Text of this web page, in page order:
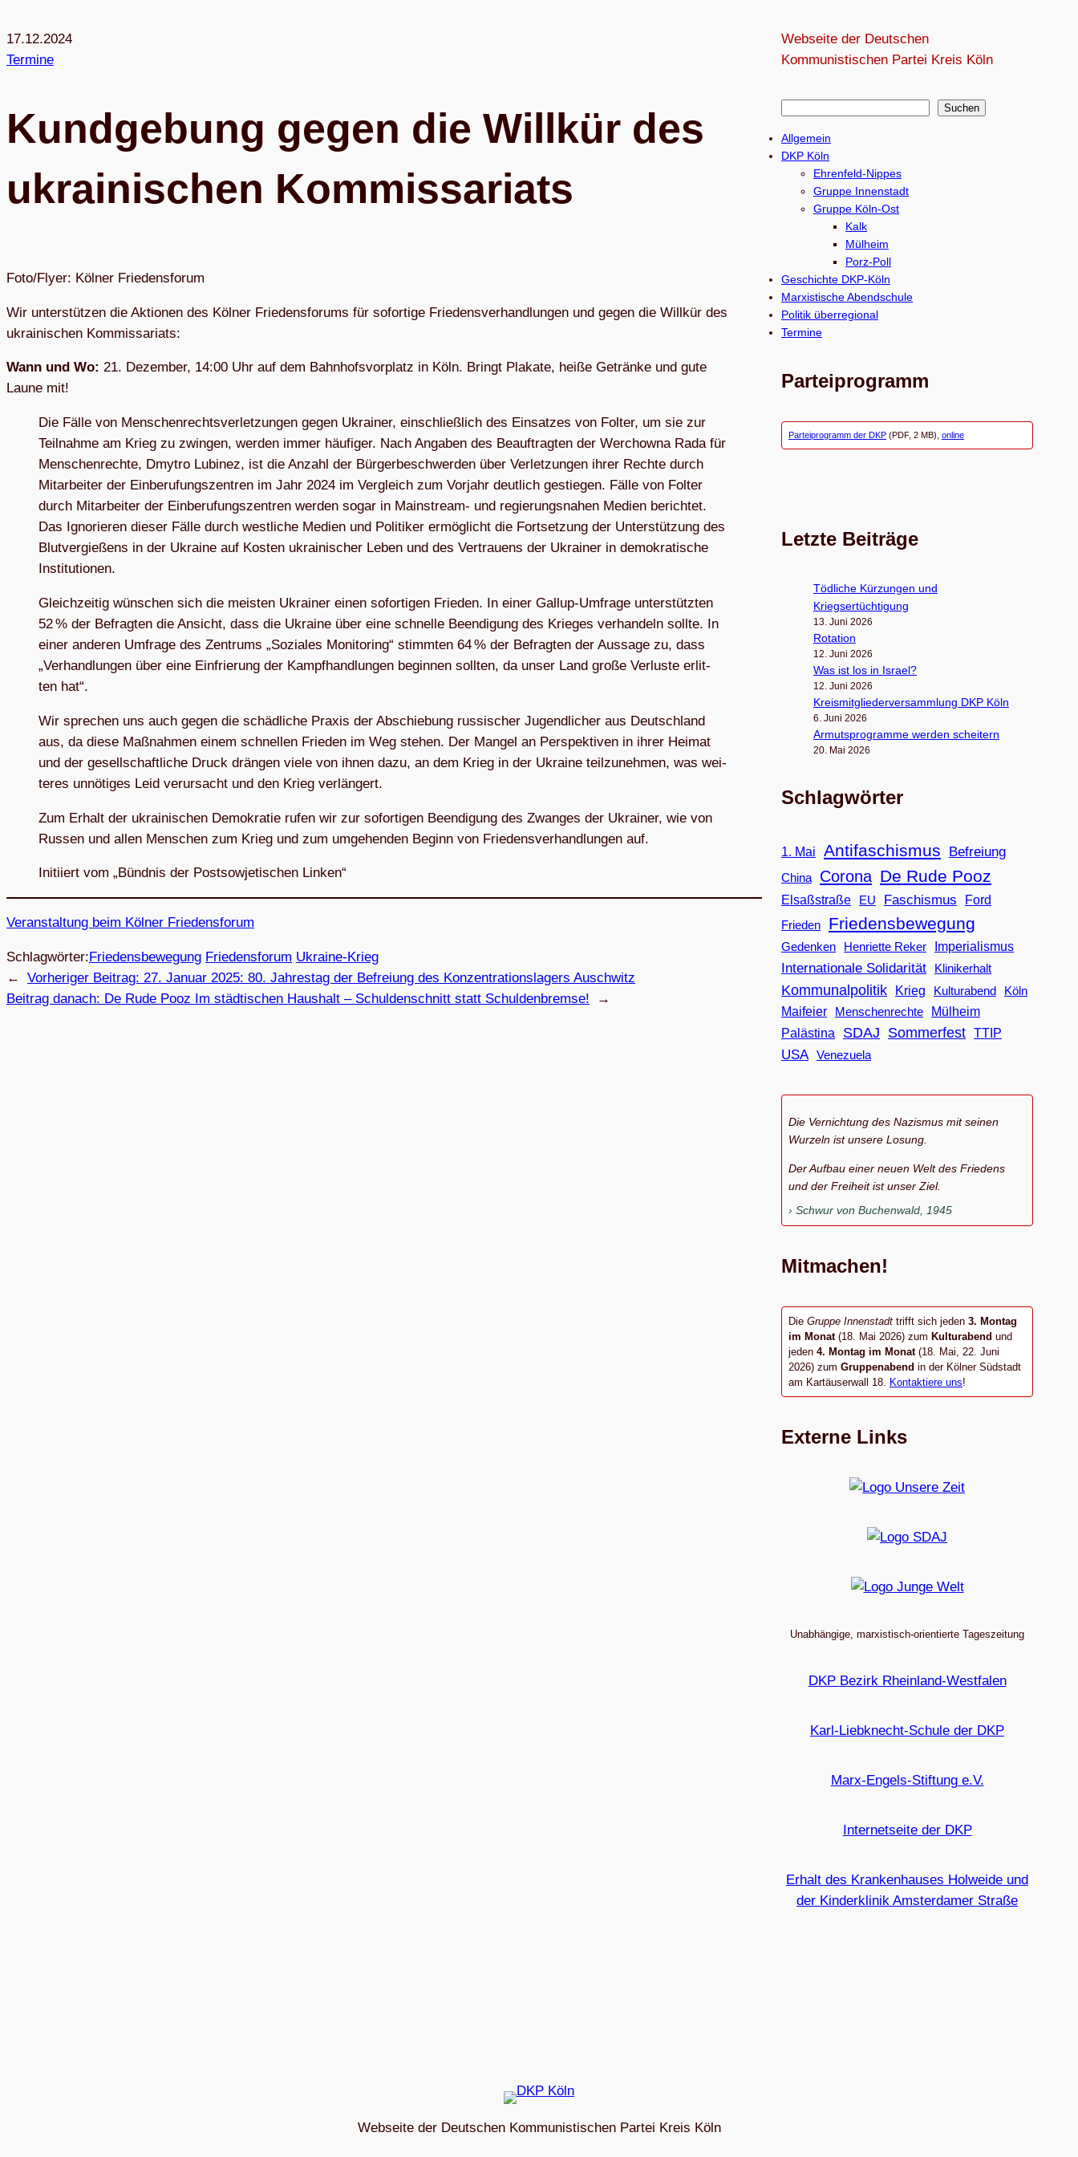
17.12.2024
Termine
Kund­ge­bung gegen die Will­kür des
ukrai­ni­schen Kommissariats
Foto/Flyer: Kölner Friedensforum
Wir unter­stüt­zen die Aktio­nen des Köl­ner Frie­dens­fo­rums für sofor­tige Frie­dens­ver­hand­lun­gen und gegen die Will­kür des
ukrai­ni­schen Kommissariats:
Wann und Wo: 21. Dezem­ber, 14:00 Uhr auf dem Bahn­hofs­vor­platz in Köln. Bringt Pla­kate, heiße Getränke und gute
Laune mit!
Die Fälle von Men­schen­rechts­ver­let­zun­gen gegen Ukrai­ner, ein­schließ­lich des Ein­sat­zes von Fol­ter, um sie zur
Teil­nahme am Krieg zu zwin­gen, wer­den immer häu­fi­ger. Nach Anga­ben des Beauf­trag­ten der Wer­chowna Rada für
Men­schen­rechte, Dmy­tro Lubi­nez, ist die Anzahl der Bür­ger­be­schwer­den über Ver­let­zun­gen ihrer Rechte durch
Mit­ar­bei­ter der Ein­be­ru­fungs­zen­tren im Jahr 2024 im Ver­gleich zum Vor­jahr deut­lich gestie­gen. Fälle von Fol­ter
durch Mit­ar­bei­ter der Ein­be­ru­fungs­zen­tren wer­den sogar in Main­stream- und regie­rungs­na­hen Medien berich­tet.
Das Igno­rie­ren die­ser Fälle durch west­li­che Medien und Poli­ti­ker ermög­licht die Fort­set­zung der Unter­stüt­zung des
Blut­ver­gie­ßens in der Ukraine auf Kos­ten ukrai­ni­scher Leben und des Ver­trau­ens der Ukrai­ner in demo­kra­ti­sche
Institutionen.
Gleich­zei­tig wün­schen sich die meis­ten Ukrai­ner einen sofor­ti­gen Frie­den. In einer Gal­lup-Umfrage unter­stütz­ten
52 % der Befrag­ten die Ansicht, dass die Ukraine über eine schnelle Been­di­gung des Krie­ges ver­han­deln sollte. In
einer ande­ren Umfrage des Zen­trums „Sozia­les Moni­to­ring“ stimm­ten 64 % der Befrag­ten der Aus­sage zu, dass
„Ver­hand­lun­gen über eine Ein­frie­rung der Kampf­hand­lun­gen begin­nen soll­ten, da unser Land große Ver­luste erlit­
ten hat“.
Wir spre­chen uns auch gegen die schäd­li­che Pra­xis der Abschie­bung rus­si­scher Jugend­li­cher aus Deutsch­land
aus, da diese Maß­nah­men einem schnel­len Frie­den im Weg ste­hen. Der Man­gel an Per­spek­ti­ven in ihrer Hei­mat
und der gesell­schaft­li­che Druck drän­gen viele von ihnen dazu, an dem Krieg in der Ukraine teil­zu­neh­men, was wei­
te­res unnö­ti­ges Leid ver­ur­sacht und den Krieg verlängert.
Zum Erhalt der ukrai­ni­schen Demo­kra­tie rufen wir zur sofor­ti­gen Been­di­gung des Zwan­ges der Ukrai­ner, wie von
Rus­sen und allen Men­schen zum Krieg und zum umge­hen­den Beginn von Frie­dens­ver­hand­lun­gen auf.
Initi­iert vom „Bünd­nis der Post­so­wje­ti­schen Linken“
Ver­an­stal­tung beim Köl­ner Friedensforum
Schlagwörter:Friedensbewegung Friedensforum Ukraine-Krieg
←
Vorheriger Beitrag: 27. Januar 2025: 80. Jah­res­tag der Befrei­ung des Kon­zen­tra­ti­ons­la­gers Auschwitz
Beitrag danach: De Rude Pooz Im städ­ti­schen Haus­halt – Schul­den­schnitt statt Schuldenbremse! →
Webseite der Deutschen
Kommunistischen Partei Kreis Köln
c
Suchen
Allgemein
DKP Köln
Ehrenfeld-Nippes
Gruppe Innenstadt
Gruppe Köln-Ost
Kalk
Mülheim
Porz-Poll
Geschichte DKP-Köln
Marxistische Abendschule
Politik überregional
Termine
Parteiprogramm
Parteiprogramm der DKP (PDF, 2 MB), online
Letzte Beiträge
Töd­li­che Kür­zun­gen und
Kriegsertüchtigung
13. Juni 2026
Rota­tion
12. Juni 2026
Was ist los in Israel?
12. Juni 2026
Kreis­mit­glie­der­ver­samm­lung DKP Köln
6. Juni 2026
Armuts­pro­gramme wer­den scheitern
20. Mai 2026
Schlagwörter
1. Mai Antifaschismus Befreiung
China Corona De Rude Pooz
Elsaßstraße EU Faschismus
Ford
Frieden
Friedensbewegung
Gedenken Henriette Reker Imperialismus
Internationale Solidarität Klinikerhalt
Kommunalpolitik Krieg Kulturabend
Köln
Maifeier
Menschenrechte
Mülheim
Palästina
SDAJ Sommerfest TTIP
USA Venezuela
Die Vernichtung des Nazismus mit seinen
Wurzeln ist unsere Losung.
Der Aufbau einer neuen Welt des Friedens
und der Freiheit ist unser Ziel.
Schwur von Buchenwald, 1945
Mitmachen!
Die Gruppe Innenstadt trifft sich jeden 3. Montag
im Monat (18. Mai 2026) zum Kulturabend und
jeden 4. Montag im Monat(18. Mai, 22. Juni
2026) zum Gruppenabend in der Kölner Südstadt
am Kartäuserwall 18. Kontaktiere uns!
Externe Links
Unabhängige, marxistisch-orientierte Tageszeitung
DKP Bezirk Rheinland-Westfalen
Karl-Liebknecht-Schule der DKP
Marx-Engels-Stiftung e.V.
Internetseite der DKP
Erhalt des Krankenhauses Holweide und
der Kinderklinik Amsterdamer Straße
Webseite der Deutschen Kommunistischen Partei Kreis Köln